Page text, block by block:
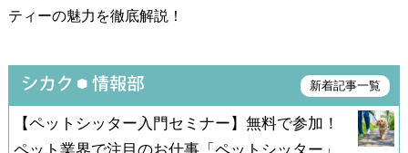
ティーの魅力を徹底解説！
新着記事一覧
【ペットシッター入門セミナー】無料で参加！
ペット業界で注目のお仕事「ペットシッター」